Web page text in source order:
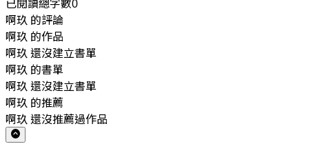
已閱讀總字數0
啊玖 的評論
啊玖 的作品
啊玖 還沒建立書單
啊玖 的書單
啊玖 還沒建立書單
啊玖 的推薦
啊玖 還沒推薦過作品